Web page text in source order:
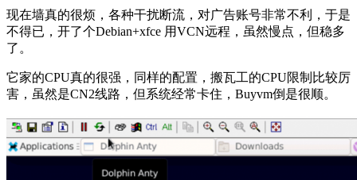
现在墙真的很烦，各种干扰断流，对广告账号非常不利，于是
不得已，开了个Debian+xfce 用VCN远程，虽然慢点，但稳多
了。
它家的CPU真的很强，同样的配置，搬瓦工的CPU限制比较厉
害，虽然是CN2线路，但系统经常卡住，Buyvm倒是很顺。